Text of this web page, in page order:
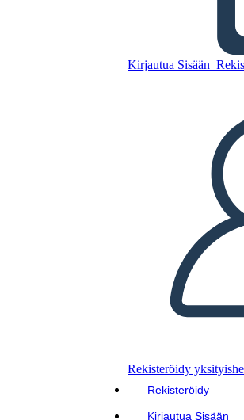
Kirjautua Sisään
Rekisteröidy
Rekisteröidy
Kirjautua Sisään
Modello di Mappa
3 Campo
Kopioi tämä
LUO
TOISTA DIAESITYS
LUE